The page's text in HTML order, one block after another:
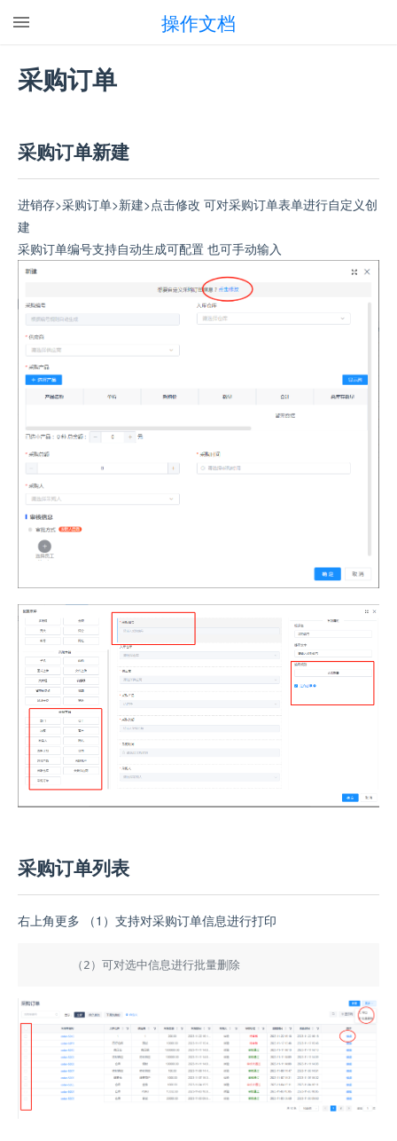
操作文档
采购订单
采购订单新建
进销存>采购订单>新建>点击修改 可对采购订单表单进行自定义创
建
采购订单编号支持自动生成可配置 也可手动输入
采购订单列表
右上角更多 （1）支持对采购订单信息进行打印
      （2）可对选中信息进行批量删除